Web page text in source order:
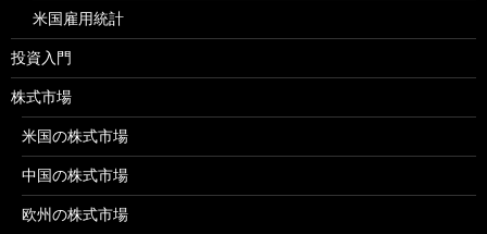
米国雇用統計
投資入門
株式市場
米国の株式市場
中国の株式市場
欧州の株式市場